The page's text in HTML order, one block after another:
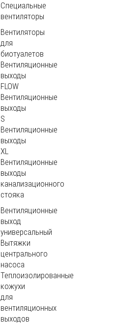
Специальные
вентиляторы
Вентиляторы
для
биотуалетов
Вентиляционные
выходы
FLOW
Вентиляционные
выходы
S
Вентиляционные
выходы
XL
Вентиляционные
выходы
канализационного
стояка
Вентиляционные
выход
универсальный
Вытяжки
центрального
насоса
Теплоизолированные
кожухи
для
вентиляционных
выходов